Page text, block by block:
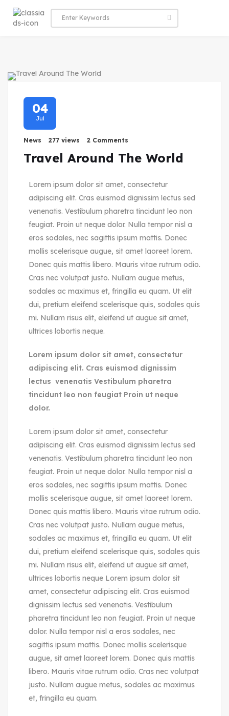
04
Jul
News 277 views 2 Comments
Travel Around The World
Lorem ipsum dolor sit amet, consectetur
adipiscing elit. Cras euismod dignissim lectus sed
venenatis. Vestibulum pharetra tincidunt leo non
feugiat. Proin ut neque dolor. Nulla tempor nisl a
eros sodales, nec sagittis ipsum mattis. Donec
mollis scelerisque augue, sit amet laoreet lorem.
Donec quis mattis libero. Mauris vitae rutrum odio.
Cras nec volutpat justo. Nullam augue metus,
sodales ac maximus et, fringilla eu quam. Ut elit
dui, pretium eleifend scelerisque quis, sodales quis
mi. Nullam risus elit, eleifend ut augue sit amet,
ultrices lobortis neque.
Lorem ipsum dolor sit amet, consectetur
adipiscing elit. Cras euismod dignissim
lectus venenatis Vestibulum pharetra
tincidunt leo non feugiat Proin ut neque
dolor.
Lorem ipsum dolor sit amet, consectetur
adipiscing elit. Cras euismod dignissim lectus sed
venenatis. Vestibulum pharetra tincidunt leo non
feugiat. Proin ut neque dolor. Nulla tempor nisl a
eros sodales, nec sagittis ipsum mattis. Donec
mollis scelerisque augue, sit amet laoreet lorem.
Donec quis mattis libero. Mauris vitae rutrum odio.
Cras nec volutpat justo. Nullam augue metus,
sodales ac maximus et, fringilla eu quam. Ut elit
dui, pretium eleifend scelerisque quis, sodales quis
mi. Nullam risus elit, eleifend ut augue sit amet,
ultrices lobortis neque Lorem ipsum dolor sit
amet, consectetur adipiscing elit. Cras euismod
dignissim lectus sed venenatis. Vestibulum
pharetra tincidunt leo non feugiat. Proin ut neque
dolor. Nulla tempor nisl a eros sodales, nec
sagittis ipsum mattis. Donec mollis scelerisque
augue, sit amet laoreet lorem. Donec quis mattis
libero. Mauris vitae rutrum odio. Cras nec volutpat
justo. Nullam augue metus, sodales ac maximus
et, fringilla eu quam.